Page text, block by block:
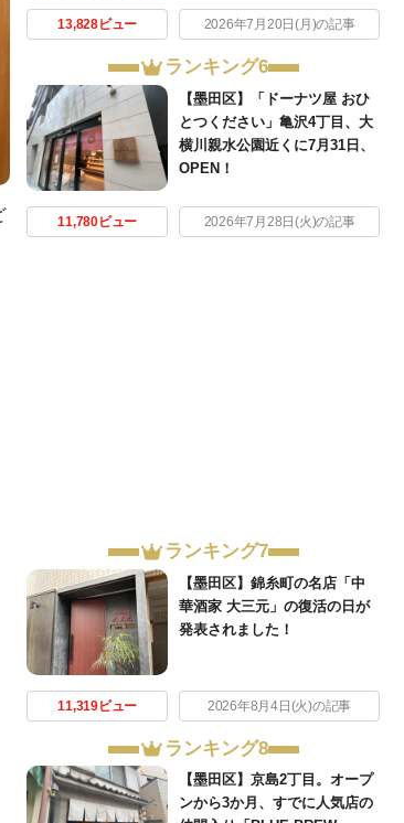
13,828ビュー 2026年7月20日(月)の記事
ランキング6
【墨田区】「ドーナツ屋 おひ
とつください」亀沢4丁目、大
横川親水公園近くに7月31日、
OPEN！
11,780ビュー 2026年7月28日(火)の記事
ランキング7
【墨田区】錦糸町の名店「中
華酒家 大三元」の復活の日が
発表されました！
11,319ビュー 2026年8月4日(火)の記事
ランキング8
【墨田区】京島2丁目。オープ
ンから3か月、すでに人気店の